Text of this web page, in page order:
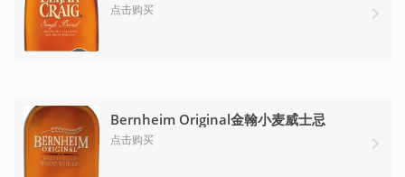
点击购买
Bernheim Original金翰小麦威士忌
点击购买